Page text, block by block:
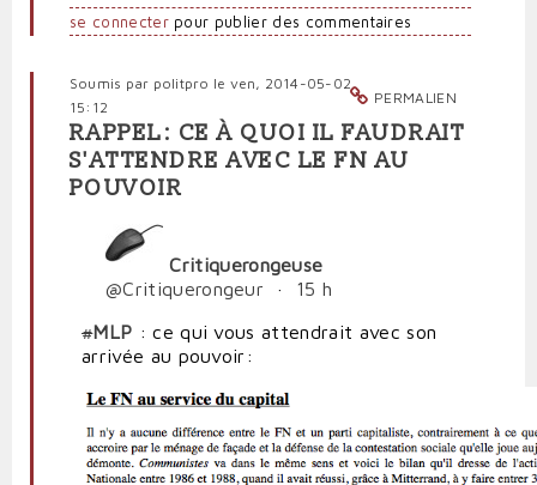
se connecterpour publier des commentaires
PERMALIEN
Soumis par politpro le ven, 2014-05-02
15:12
RAPPEL: CE À QUOI IL FAUDRAIT
S'ATTENDRE AVEC LE FN AU
POUVOIR
Critiquerongeuse
@Critiquerongeur ·
15 h
#MLP : ce qui vous attendrait avec son
arrivée au pouvoir: